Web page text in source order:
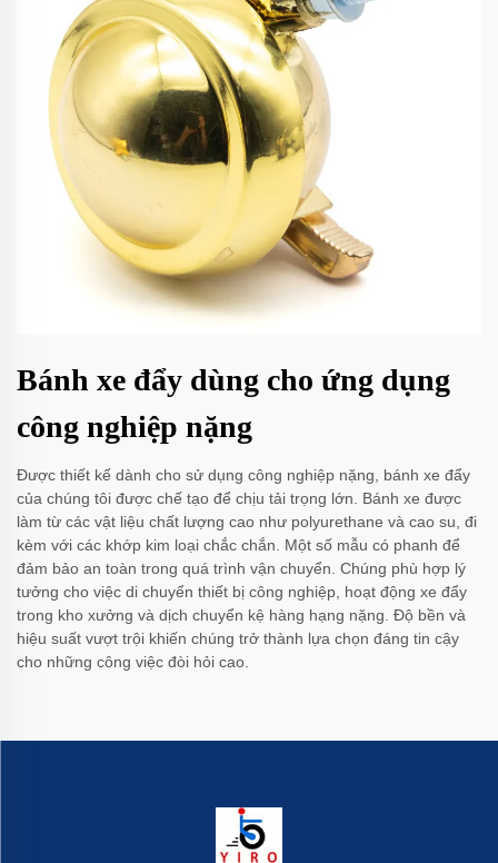
Bánh xe đẩy dùng cho ứng dụng
công nghiệp nặng
Được thiết kế dành cho sử dụng công nghiệp nặng, bánh xe đẩy
của chúng tôi được chế tạo để chịu tải trọng lớn. Bánh xe được
làm từ các vật liệu chất lượng cao như polyurethane và cao su, đi
kèm với các khớp kim loại chắc chắn. Một số mẫu có phanh để
đảm bảo an toàn trong quá trình vận chuyển. Chúng phù hợp lý
tưởng cho việc di chuyển thiết bị công nghiệp, hoạt động xe đẩy
trong kho xưởng và dịch chuyển kệ hàng hạng nặng. Độ bền và
hiệu suất vượt trội khiến chúng trở thành lựa chọn đáng tin cậy
cho những công việc đòi hỏi cao.